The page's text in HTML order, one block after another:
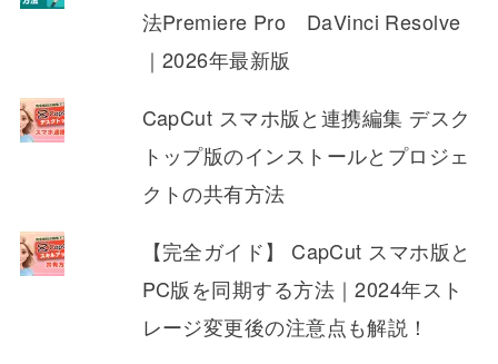
法Premiere Pro DaVinci Resolve
｜2026年最新版
CapCut スマホ版と連携編集 デスク
トップ版のインストールとプロジェ
クトの共有方法
【完全ガイド】 CapCut スマホ版と
PC版を同期する方法｜2024年スト
レージ変更後の注意点も解説！